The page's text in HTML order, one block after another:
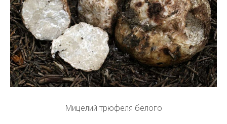
Мицелий трюфеля белого